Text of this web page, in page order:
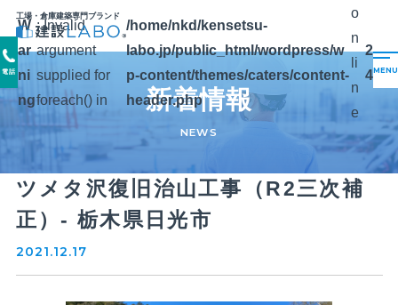
工場・倉庫建築専門ブランド
電話
W
ar
ni
ng
: Invalid
argument
supplied for
foreach() in
/home/nkd/kensetsu-
labo.jp/public_html/wordpress/w
p-content/themes/caters/content-
header.php
o
n
li
n
e
2
4
新着情報
NEWS
ツメタ沢復旧治山工事（R2三次補
正）- 栃木県日光市
2021.12.17